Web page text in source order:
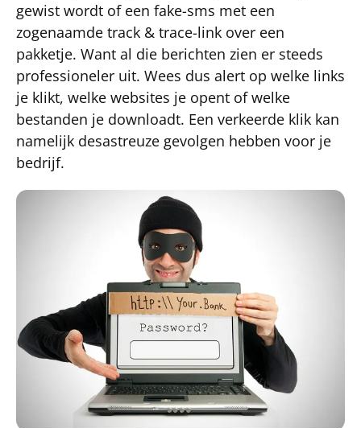
gewist wordt of een fake-sms met een
zogenaamde track & trace-link over een
pakketje. Want al die berichten zien er steeds
professioneler uit. Wees dus alert op welke links
je klikt, welke websites je opent of welke
bestanden je downloadt. Een verkeerde klik kan
namelijk desastreuze gevolgen hebben voor je
bedrijf.